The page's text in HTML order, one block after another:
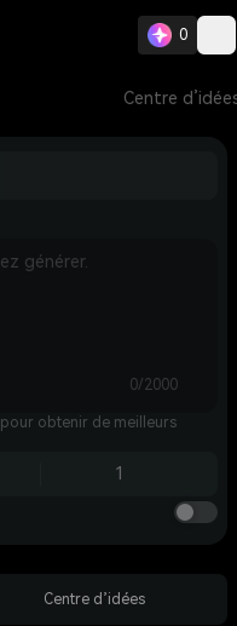
0
Centre
0/2000
pour obtenir de meilleurs
1
Centre d’idées